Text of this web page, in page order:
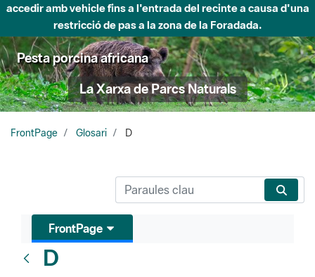
accedir amb vehicle fins a l'entrada del recinte a causa d'una
restricció de pas a la zona de la Foradada.
Pesta porcina africana
La Xarxa de Parcs Naturals
FrontPage Glosari D
FrontPage
D